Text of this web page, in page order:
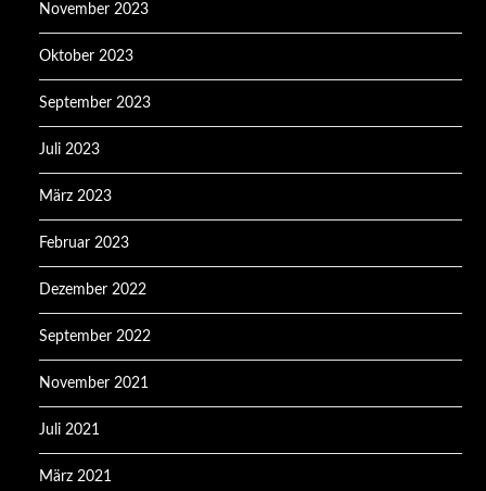
November 2023
Oktober 2023
September 2023
Juli 2023
März 2023
Februar 2023
Dezember 2022
September 2022
November 2021
Juli 2021
März 2021